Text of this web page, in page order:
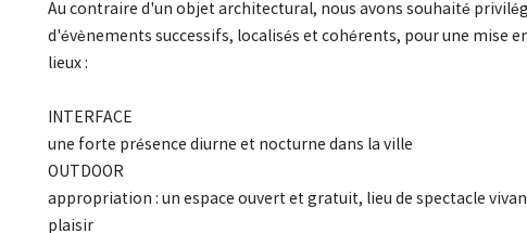
Au contraire d'un objet architectural, nous avons souhaité
d'évènements successifs, localisés et cohérents, pour une mise
lieux :
INTERFACE
une forte présence diurne et nocturne dans la ville
OUTDOOR
appropriation : un espace ouvert et gratuit, lieu de spectacle
plaisir